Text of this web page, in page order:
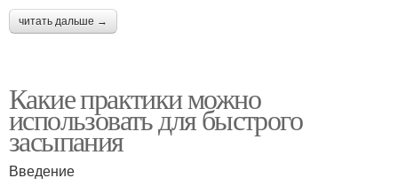
читать дальше →
Какие практики можно
использовать для быстрого
засыпания
Введение